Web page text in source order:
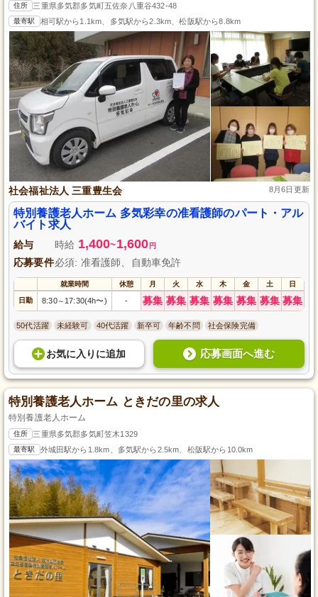
住所 三重県多気郡多気町五佐奈八重谷432-48
最寄駅 相可駅から1.1km、多気駅から2.3km、松阪駅から8.8km
社会福祉法人 三重豊生会 8月6日更新
特別養護老人ホーム 多気彩幸の准看護師のパート・アル
バイト求人
給与 時給 1,400~1,600 円
応募要件必須: 准看護師、自動車免許
就業時間 休憩 月 火 水 木 金 土 日
日勤 8:30～ 17:30(4h〜) - 募集 募集 募集 募集 募集 募集 募集
50代活躍 未経験可 40代活躍 新卒可 年齢不問 社会保険完備
お気に入り に追加 応募画面へ進む
特別養護老人ホーム ときだの里の求人
特別養護老人ホーム
住所 三重県多気郡多気町笠木1329
最寄駅 外城田駅から1.8km、多気駅から2.5km、松阪駅から10.0km